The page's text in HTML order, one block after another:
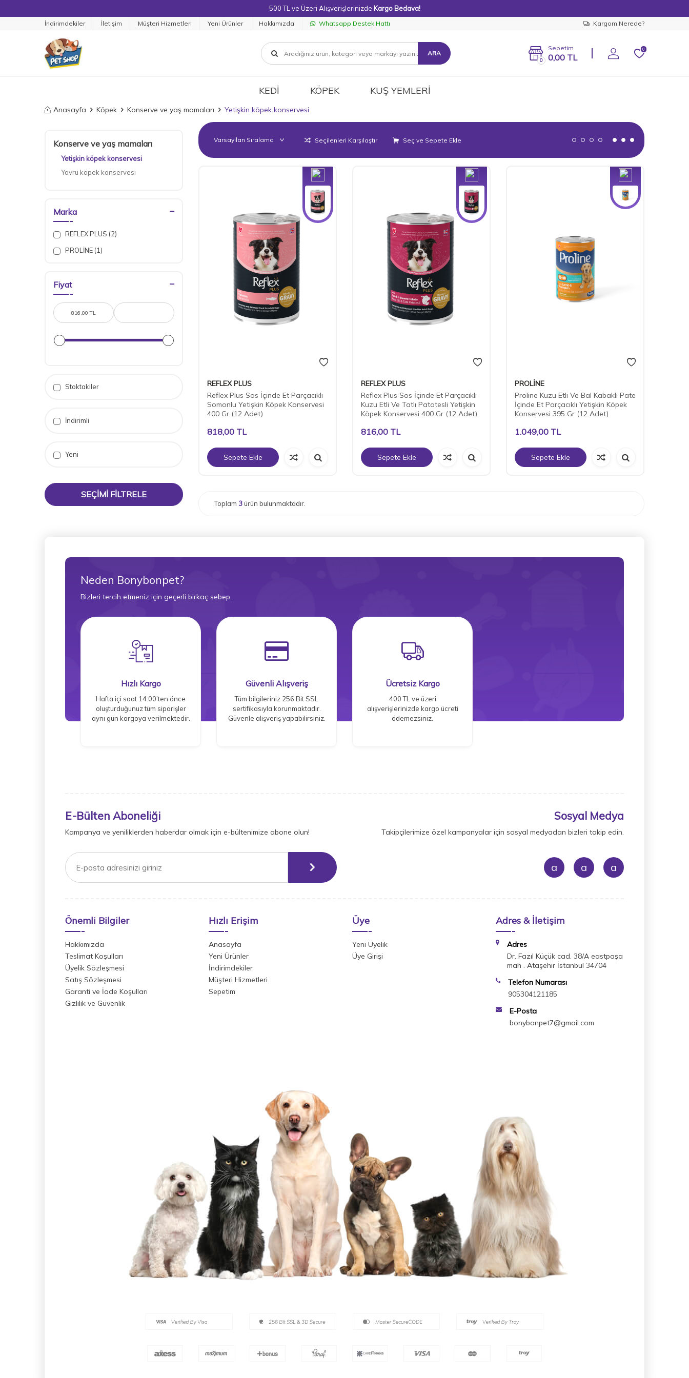
500 TL ve Üzeri Alışverişlerinizde Kargo Bedava!
İndirimdekiler İletişim Müşteri Hizmetleri Yeni Ürünler Hakkımızda Whatsapp Destek Hattı Kargom Nerede?
ARA
0
Sepetim
0,00 TL
0
KEDİ KÖPEK KUŞ YEMLERİ
Anasayfa Köpek Konserve ve yaş mamaları Yetişkin köpek konservesi
Konserve ve yaş mamaları
Yetişkin köpek konservesi
Yavru köpek konservesi
Marka
REFLEX PLUS (2)
PROLİNE (1)
Fiyat
Stoktakiler
İndirimli
Yeni
SEÇIMI FILTRELE
Seçilenleri Karşılaştır Seç ve Sepete Ekle
Yeni
REFLEX PLUS
Reflex Plus Sos İçinde Et Parçacıklı
Somonlu Yetişkin Köpek Konservesi
400 Gr (12 Adet)
818,00 TL
Sepete Ekle
Yeni
REFLEX PLUS
Reflex Plus Sos İçinde Et Parçacıklı
Kuzu Etli Ve Tatlı Patatesli Yetişkin
Köpek Konservesi 400 Gr (12 Adet)
816,00TL
Sepete Ekle
Yeni
PROLİNE
Proline Kuzu Etli Ve Bal Kabaklı Pate
İçinde Et Parçacıklı Yetişkin Köpek
Konservesi 395 Gr (12 Adet)
1.049,00TL
Sepete Ekle
Toplam 3ürün bulunmaktadır.
Neden Bonybonpet?
Bizleri tercih etmeniz için geçerli birkaç sebep.
Hızlı Kargo
Hafta içi saat 14:00’ten önce
oluşturduğunuz tüm siparişler
aynı gün kargoya verilmektedir.
Güvenli Alışveriş
Tüm bilgileriniz 256 Bit SSL
sertifikasıyla korunmaktadır.
Güvenle alışveriş yapabilirsiniz.
Ücretsiz Kargo
400 TL ve üzeri
alışverişlerinizde kargo ücreti
ödemezsiniz.
E-Bülten Aboneliği
Kampanya ve yeniliklerden haberdar olmak için e-bültenimize abone olun!
Sosyal Medya
Takipçilerimize özel kampanyalar için sosyal medyadan bizleri takip edin.
a a a
Önemli Bilgiler
Hakkımızda
Teslimat Koşulları
Üyelik Sözleşmesi
Satış Sözleşmesi
Garanti ve İade Koşulları
Gizlilik ve Güvenlik
Hızlı Erişim
Anasayfa
Yeni Ürünler
İndirimdekiler
Müşteri Hizmetleri
Sepetim
Üye
Yeni Üyelik
Üye Girişi
Adres & İletişim
Adres
Dr. Fazıl Küçük cad. 38/A eastpaşa
mah . Ataşehir İstanbul 34704
Telefon Numarası
905304121185
E-Posta
bonybonpet7@gmail.com